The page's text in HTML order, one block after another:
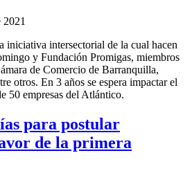
2021
iniciativa intersectorial de la cual hacen
y Fundación Promigas, miembros
de Comercio de Barranquilla,
otros. En 3 años se espera impactar el
50 empresas del Atlántico.
para postular
de la primera